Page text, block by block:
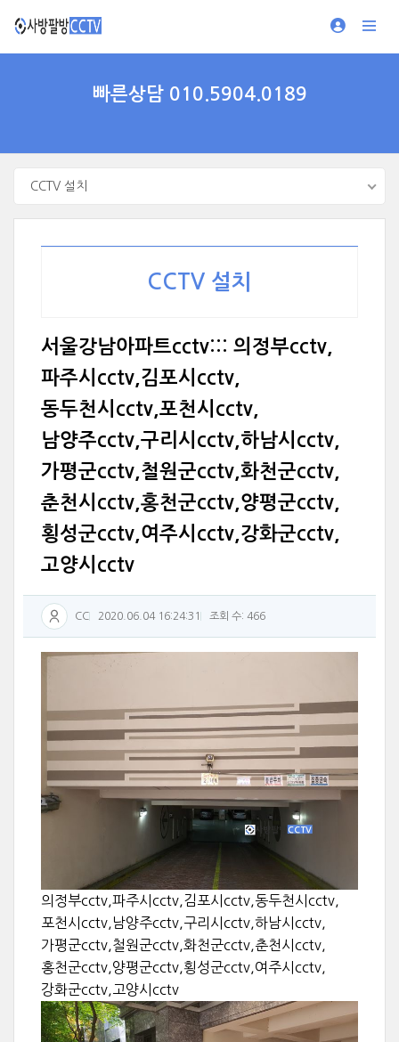
빠른상담 010.5904.0189
CCTV 설치
CCTV 설치
서울강남아파트cctv::: 의정부cctv,
파주시cctv,김포시cctv,
동두천시cctv,포천시cctv,
남양주cctv,구리시cctv,하남시cctv,
가평군cctv,철원군cctv,화천군cctv,
춘천시cctv,홍천군cctv,양평군cctv,
횡성군cctv,여주시cctv,강화군cctv,
고양시cctv
CC 2020.06.04 16:24:31 조회 수: 466
의정부cctv,파주시cctv,김포시cctv,동두천시cctv,
포천시cctv,남양주cctv,구리시cctv,하남시cctv,
가평군cctv,철원군cctv,화천군cctv,춘천시cctv,
홍천군cctv,양평군cctv,횡성군cctv,여주시cctv,
강화군cctv,고양시cctv